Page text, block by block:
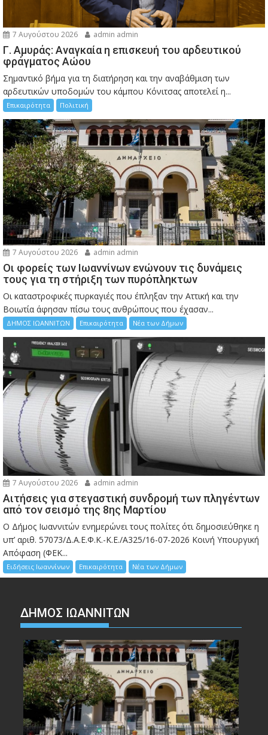
7 Αυγούστου 2026 admin admin
Γ. Αμυράς: Αναγκαία η επισκευή του αρδευτικού
φράγματος Αώου
Σημαντικό βήμα για τη διατήρηση και την αναβάθμιση των
αρδευτικών υποδομών του κάμπου Κόνιτσας αποτελεί η...
Επικαιρότητα Πολιτική
7 Αυγούστου 2026 admin admin
Οι φορείς των Ιωαννίνων ενώνουν τις δυνάμεις
τους για τη στήριξη των πυρόπληκτων
Οι καταστροφικές πυρκαγιές που έπληξαν την Αττική και την
Bοιωτία άφησαν πίσω τους ανθρώπους που έχασαν...
ΔΗΜΟΣ ΙΩΑΝΝΙΤΩΝ Επικαιρότητα Νέα των Δήμων
7 Αυγούστου 2026 admin admin
Αιτήσεις για στεγαστική συνδρομή των πληγέντων
από τον σεισμό της 8ης Μαρτίου
Ο Δήμος Ιωαννιτών ενημερώνει τους πολίτες ότι δημοσιεύθηκε η
υπ’ αριθ. 57073/Δ.Α.Ε.Φ.Κ.-Κ.Ε./Α325/16-07-2026 Κοινή Υπουργική
Απόφαση (ΦΕΚ...
Ειδήσεις Ιωαννίνων Επικαιρότητα Νέα των Δήμων
ΔΗΜΟΣ ΙΩΑΝΝΙΤΩΝ